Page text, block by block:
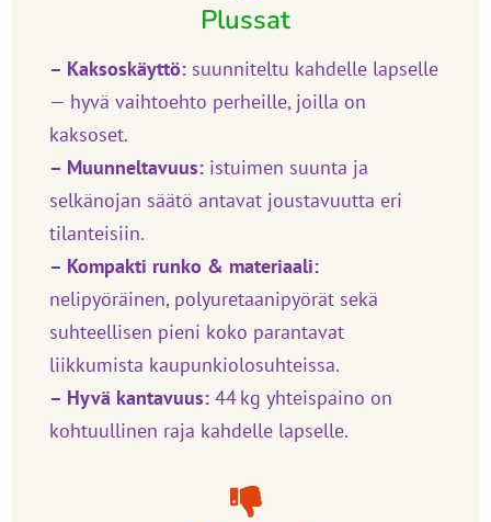
Plussat
– Kaksoskäyttö: suunniteltu kahdelle lapselle
— hyvä vaihtoehto perheille, joilla on
kaksoset.
– Muunneltavuus: istuimen suunta ja
selkänojan säätö antavat joustavuutta eri
tilanteisiin.
– Kompakti runko & materiaali:
nelipyöräinen, polyuretaanipyörät sekä
suhteellisen pieni koko parantavat
liikkumista kaupunkiolosuhteissa.
– Hyvä kantavuus: 44 kg yhteispaino on
kohtuullinen raja kahdelle lapselle.